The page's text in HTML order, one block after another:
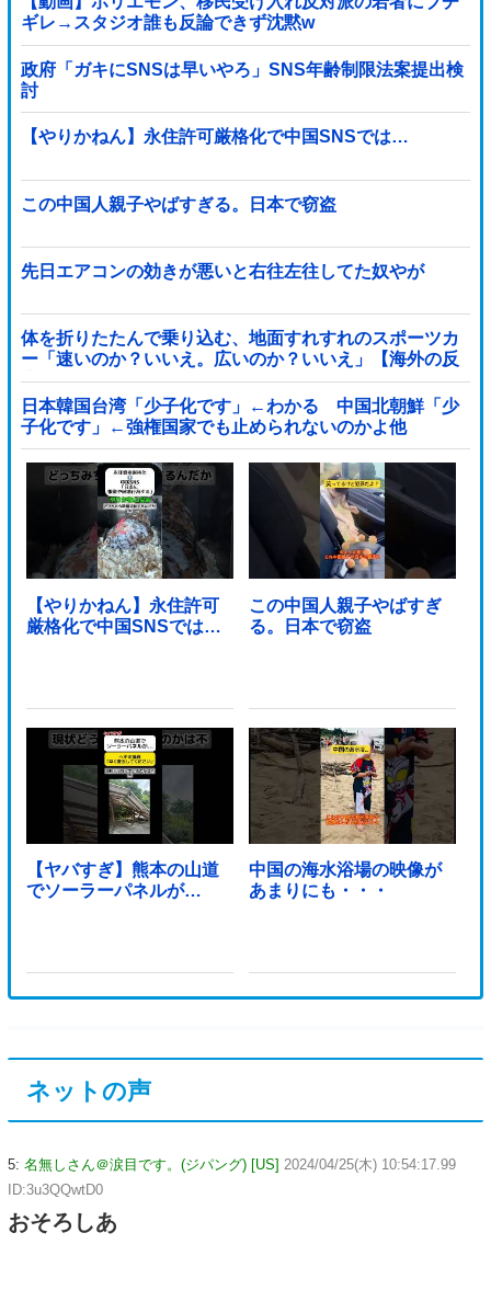
ギレ→スタジオ誰も反論できず沈黙w
政府「ガキにSNSは早いやろ」SNS年齢制限法案提出検
討
【やりかねん】永住許可厳格化で中国SNSでは…
この中国人親子やばすぎる。日本で窃盗
先日エアコンの効きが悪いと右往左往してた奴やが
体を折りたたんで乗り込む、地面すれすれのスポーツカ
ー「速いのか？いいえ。広いのか？いいえ」【海外の反
応】
日本韓国台湾「少子化です」←わかる 中国北朝鮮「少
子化です」←強権国家でも止められないのかよ他
【やりかねん】永住許可
厳格化で中国SNSでは…
この中国人親子やばすぎ
る。日本で窃盗
【ヤバすぎ】熊本の山道
でソーラーパネルが…
中国の海水浴場の映像が
あまりにも・・・
ネットの声
5: 名無しさん＠涙目です。(ジパング) [US] 2024/04/25(木) 10:54:17.99
ID:3u3QQwtD0
おそろしあ